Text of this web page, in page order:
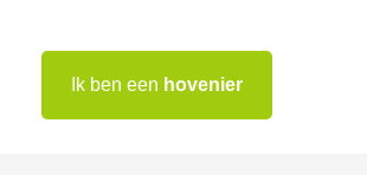
Ik ben een hovenier